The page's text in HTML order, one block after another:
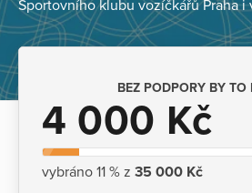
Sportovního klubu vozíčkářů Praha i
BEZ PODPORY BY TO
4 000 Kč
vybráno 11 % z 35 000 Kč